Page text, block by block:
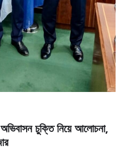
চুক্তি নিয়ে আলোচনা,